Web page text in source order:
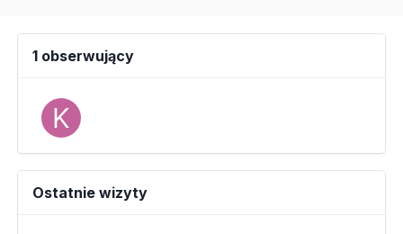
1 obserwujący
Ostatnie wizyty